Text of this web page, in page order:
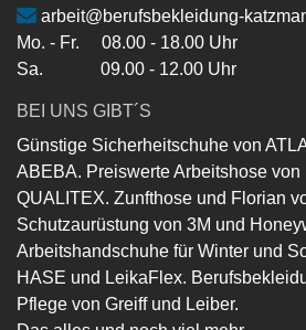
arbeit@berufsbekleidung-
Mo. - Fr. 08.00 - 18.00 Uhr
Sa. 09.00 - 12.00 Uhr
BEI UNS GIBT´S
Günstige Sicherheitschuhe von
ABEBA. Preiswerte Arbeitshose von
QUALITEX. Zunfthose und Florian
Schutzaurüstung von 3M und
Arbeitshandschuhe für Winter und
HASE und LeikaFlex.
Pflege von Greiff und Leiber.